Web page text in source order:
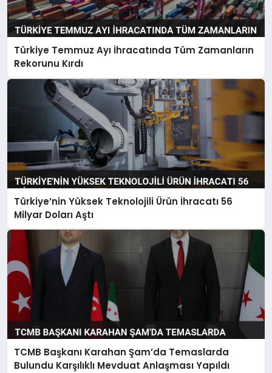
Türkiye Temmuz Ayı İhracatında Tüm Zamanların
Rekorunu Kırdı
Türkiye’nin Yüksek Teknolojili Ürün İhracatı 56
Milyar Doları Aştı
TCMB Başkanı Karahan Şam’da Temaslarda
Bulundu Karşılıklı Mevduat Anlaşması Yapıldı